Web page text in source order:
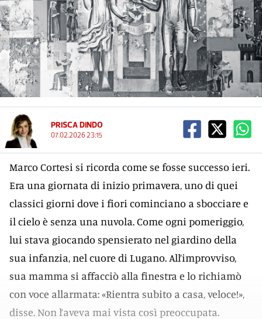
PRISCA DINDO
07.02.2026 23:15
Marco Cortesi si ricorda come se fosse successo ieri.
Era una giornata di inizio primavera, uno di quei
classici giorni dove i fiori cominciano a sbocciare e
il cielo è senza una nuvola. Come ogni pomeriggio,
lui stava giocando spensierato nel giardino della
sua infanzia, nel cuore di Lugano. All’improvviso,
sua mamma si affacciò alla finestra e lo richiamò
con voce allarmata: «Rientra subito a casa, veloce!»,
disse. Non l’aveva mai vista così preoccupata.